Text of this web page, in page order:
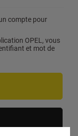
compte pour
OPEL, vous
et mot de
(les « Traceurs
sur notre